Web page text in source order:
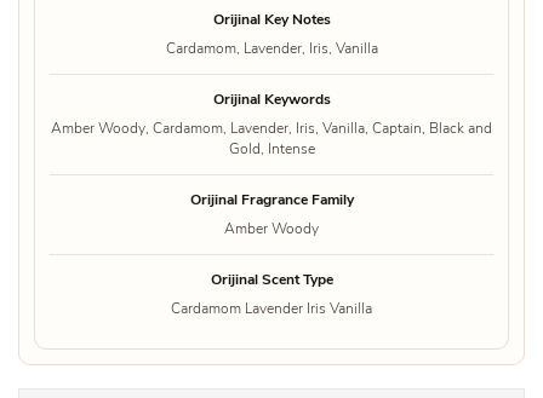
Orijinal Key Notes
Cardamom, Lavender, Iris, Vanilla
Orijinal Keywords
Amber Woody, Cardamom, Lavender, Iris, Vanilla, Captain, Black and
Gold, Intense
Orijinal Fragrance Family
Amber Woody
Orijinal Scent Type
Cardamom Lavender Iris Vanilla